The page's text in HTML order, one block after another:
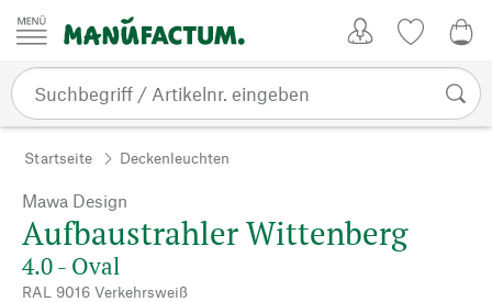
Zum Inhalt springen
Startseite Deckenleuchten
Mawa Design
Aufbaustrahler Wittenberg
4.0 - Oval
RAL 9016 Verkehrsweiß